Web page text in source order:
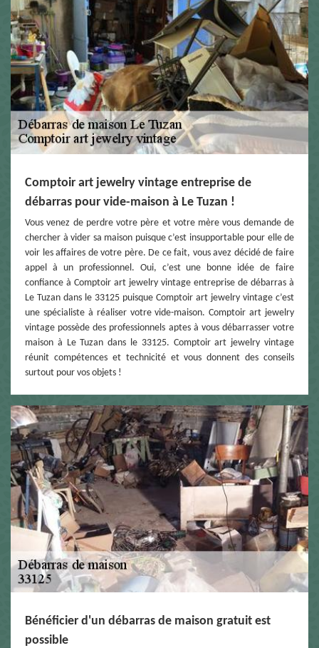
Comptoir art jewelry vintage entreprise de
débarras pour vide-maison à Le Tuzan !
Vous venez de perdre votre père et votre mère vous demande de
chercher à vider sa maison puisque c’est insupportable pour elle de
voir les affaires de votre père. De ce fait, vous avez décidé de faire
appel à un professionnel. Oui, c’est une bonne idée de faire
confiance à Comptoir art jewelry vintage entreprise de débarras à
Le Tuzan dans le 33125 puisque Comptoir art jewelry vintage c’est
une spécialiste à réaliser votre vide-maison. Comptoir art jewelry
vintage possède des professionnels aptes à vous débarrasser votre
maison à Le Tuzan dans le 33125. Comptoir art jewelry vintage
réunit compétences et technicité et vous donnent des conseils
surtout pour vos objets !
Bénéficier d'un débarras de maison gratuit est
possible